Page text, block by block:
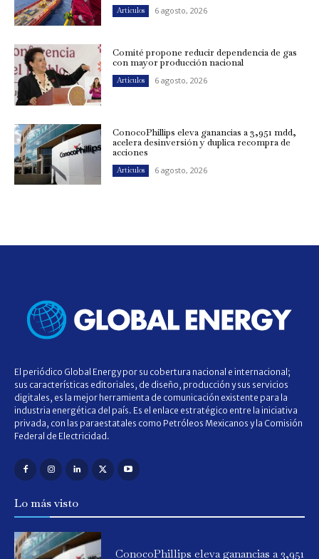
Artículos 6 agosto, 2026
Comité propone reducir dependencia de gas
con mayor producción nacional
Artículos 6 agosto, 2026
ConocoPhillips eleva ganancias a 3,951 mdd,
acelera desinversión y duplica recompra de
acciones
Artículos 6 agosto, 2026
El periódico Global Energy por su cobertura nacional e internacional;
sus características editoriales, de diseño, producción y sus servicios
digitales, es la mejor herramienta de comunicación existente para la
industria energética del país. Es el enlace estratégico entre la iniciativa
privada, con las paraestatales como Petróleos Mexicanos y la Comisión
Federal de Electricidad.
Lo más visto
ConocoPhillips eleva ganancias a 3,951